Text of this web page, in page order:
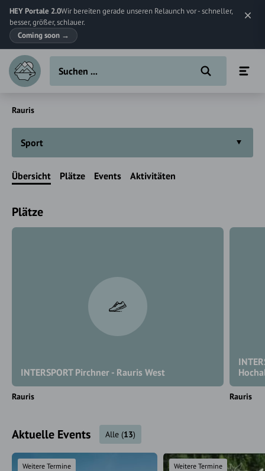
HEY Portale 2.0Wir bereiten gerade unseren Relaunch vor - schneller,
besser, größer, schlauer.
Coming soon →
Rauris
Sport
Übersicht Plätze Events Aktivitäten
Plätze
INTERSPORT Pirchner - Rauris West
Rauris Rauris
Aktuelle Events Alle (13)
Weitere Termine Weitere Termine